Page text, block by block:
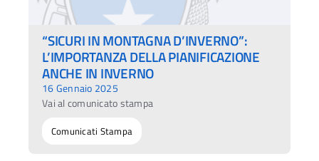
“SICURI IN MONTAGNA D’INVERNO”:
L’IMPORTANZA DELLA PIANIFICAZIONE
ANCHE IN INVERNO
16 Gennaio 2025
Vai al comunicato stampa
Comunicati Stampa